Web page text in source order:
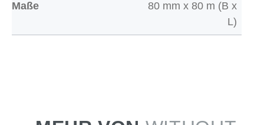
Maße
80 mm x 80 m (B x
L)